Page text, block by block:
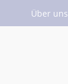
Über uns